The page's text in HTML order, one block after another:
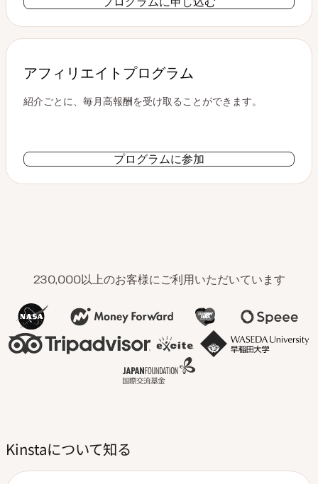
アフィリエイトプログラム
紹介ごとに、毎月高報酬を受け取ることができます。
プログラムに参加
230,000以上のお客様にご利用いただいています
Kinstaについて知る